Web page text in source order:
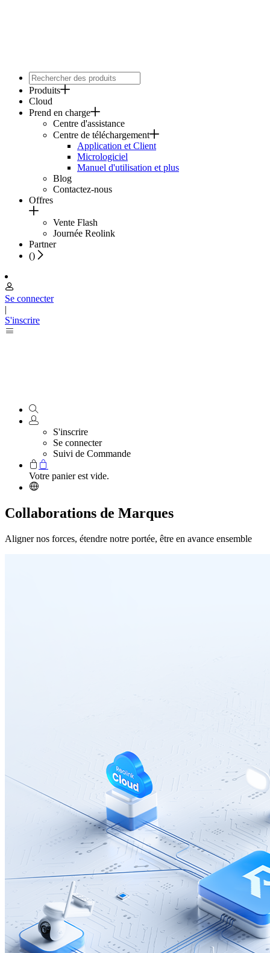
Produits
Cloud
Prend en charge
Centre d'assistance
Centre de téléchargement
Application et Client
Micrologiciel
Manuel d'utilisation et plus
Blog
Contactez-nous
Offres
Vente Flash
Journée Reolink
Partner
()
Se connecter
|
S'inscrire
S'inscrire
Se connecter
Suivi de Commande
Votre panier est vide.
Collaborations de Marques
Aligner nos forces, étendre notre portée, être en avance ensemble